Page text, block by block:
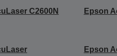
C2600N Epson
Epson